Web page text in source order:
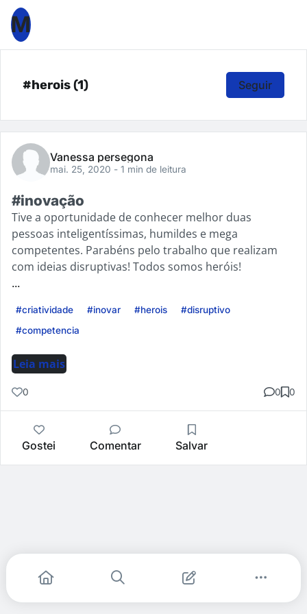
M
#herois (1) Seguir
Vanessa persegona
mai. 25, 2020 - 1 min de leitura
#inovação
Tive a oportunidade de conhecer melhor duas
pessoas inteligentíssimas, humildes e mega
competentes. Parabéns pelo trabalho que realizam
com ideias disruptivas! Todos somos heróis!
...
#criatividade #inovar #herois
#disruptivo
#competencia
Leia mais
0 0 0
Gostei Comentar Salvar